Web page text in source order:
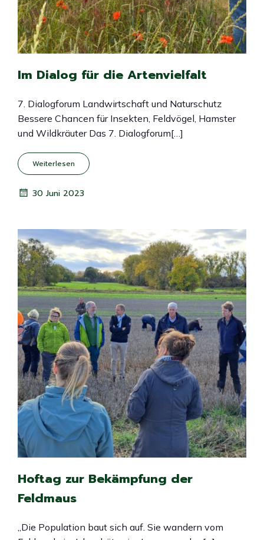
Im Dialog für die Artenvielfalt
7. Dialogforum Landwirtschaft und Naturschutz
Bessere Chancen für Insekten, Feldvögel, Hamster
und Wildkräuter Das 7. Dialogforum[…]
Weiterlesen
30 Juni 2023
Hoftag zur Bekämpfung der
Feldmaus
„Die Population baut sich auf. Sie wandern vom